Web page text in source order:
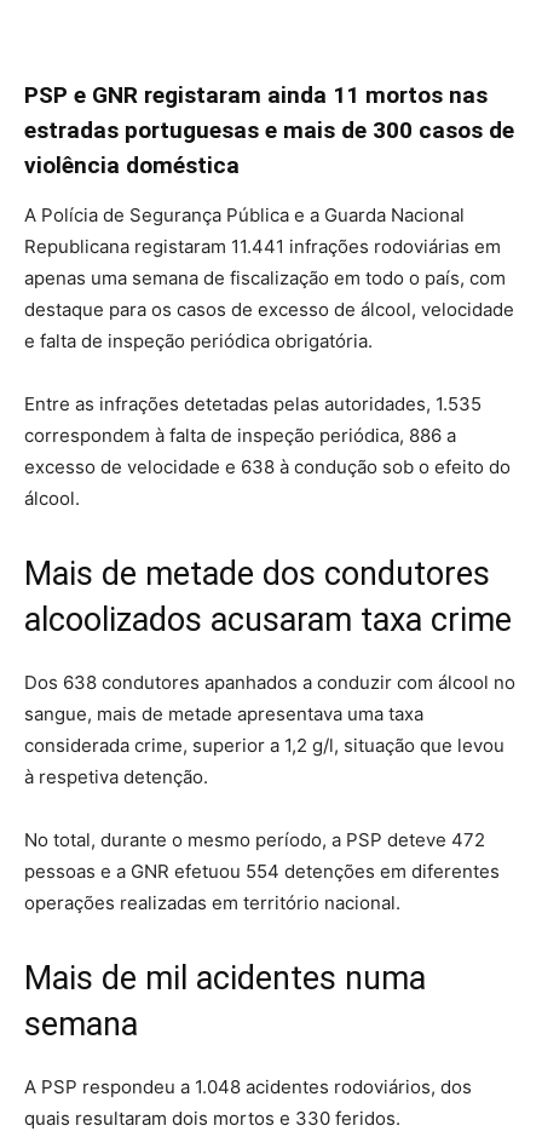
PSP e GNR registaram ainda 11 mortos nas
estradas portuguesas e mais de 300 casos de
violência doméstica
A Polícia de Segurança Pública e a Guarda Nacional
Republicana registaram 11.441 infrações rodoviárias em
apenas uma semana de fiscalização em todo o país, com
destaque para os casos de excesso de álcool, velocidade
e falta de inspeção periódica obrigatória.
Entre as infrações detetadas pelas autoridades, 1.535
correspondem à falta de inspeção periódica, 886 a
excesso de velocidade e 638 à condução sob o efeito do
álcool.
Mais de metade dos condutores
alcoolizados acusaram taxa crime
Dos 638 condutores apanhados a conduzir com álcool no
sangue, mais de metade apresentava uma taxa
considerada crime, superior a 1,2 g/l, situação que levou
à respetiva detenção.
No total, durante o mesmo período, a PSP deteve 472
pessoas e a GNR efetuou 554 detenções em diferentes
operações realizadas em território nacional.
Mais de mil acidentes numa
semana
A PSP respondeu a 1.048 acidentes rodoviários, dos
quais resultaram dois mortos e 330 feridos.